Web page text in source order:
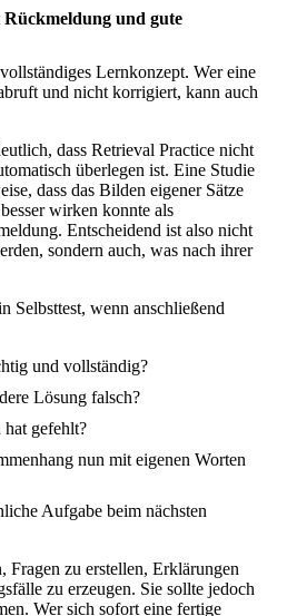
und gute
Lernkonzept. Wer eine
und nicht korrigiert, kann auch
dass Retrieval Practice nicht
überlegen ist. Eine Studie
dass das Bilden eigener Sätze
wirken konnte als
Entscheidend ist also nicht
sondern auch, was nach ihrer
Selbsttest, wenn anschließend
und vollständig?
Lösung falsch?
gefehlt?
nun mit eigenen Worten
Aufgabe beim nächsten
zu erstellen, Erklärungen
zu erzeugen. Sie sollte jedoch
Wer sich sofort eine fertige